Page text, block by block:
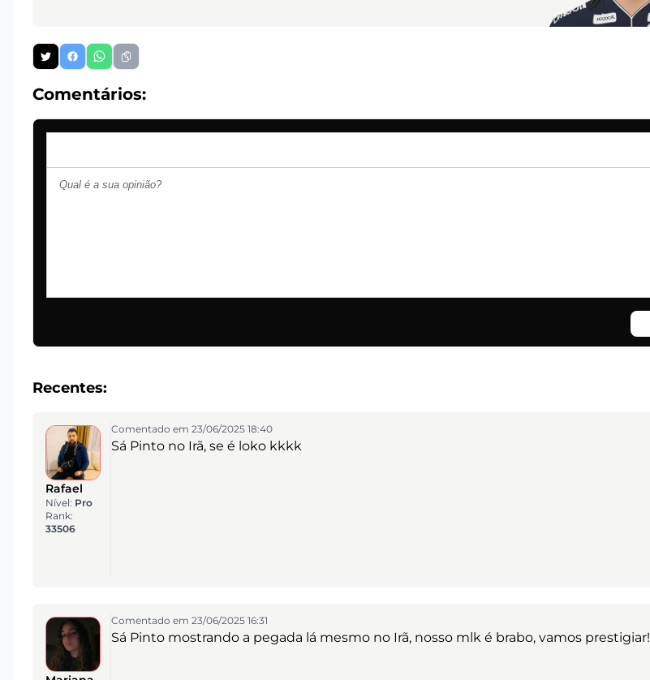
Comentários:
Recentes:
Rafael
Nível: Pro
Rank:
33506
Comentado em 23/06/2025 18:40
Sá Pinto no Irã, se é loko kkkk
Comentado em 23/06/2025 16:31
Sá Pinto mostrando a pegada lá mesmo no Irã, nosso mlk é brabo, vamos prestigiar!